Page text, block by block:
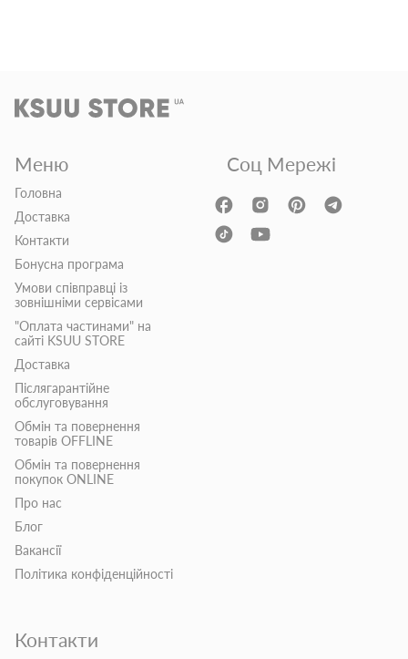
Меню
Головна
Доставка
Контакти
Бонусна програма
Умови співправці із
зовнішніми сервісами
"Оплата частинами" на
сайті KSUU STORE
Доставка
Післягарантійне
обслуговування
Обмін та повернення
товарів OFFLINE
Обмін та повернення
покупок ONLINE
Про нас
Блог
Вакансії
Політика конфіденційності
Контакти
Соц Мережі